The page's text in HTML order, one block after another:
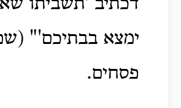
דכתיב 'תשביתו
ימצא בבתיכם'" (שם
פסחים.